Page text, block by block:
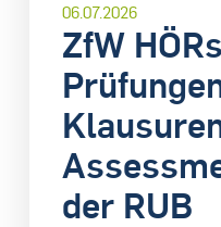
06.07.2026
ZfW
der RUB